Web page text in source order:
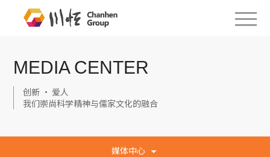
MEDIA CENTER
创新 · 爱人
我们崇尚科学精神与儒家文化的融合
媒体中心